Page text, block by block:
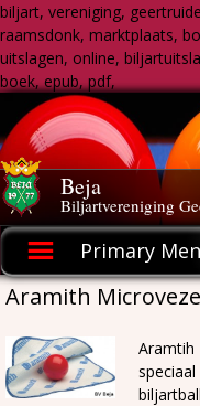
biljart, vereniging,
raamsdonk, marktplaats,
uitslagen, online,
boek, epub, pdf,
to
content
Beja
Biljartvereniging
Primary
Aramith
Aramtih